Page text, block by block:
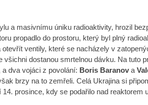
a masivnímu úniku radioaktivity, hrozil
propadlo do prostoru, který byl plný
ventily, které se nacházely v
dostanou smrtelnou dávku. Na tuto
a dva vojáci z povolání: Boris Baranov a
brzy na to zemřeli. Celá Ukrajina si
prosince, kdy se podařilo nad reaktorem